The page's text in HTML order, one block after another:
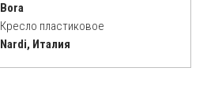
Bora
Кресло пластиковое
Nardi, Италия